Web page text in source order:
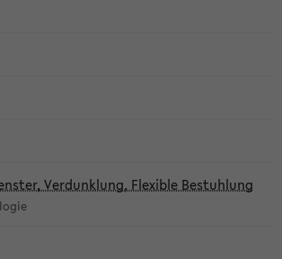
Verdunklung, Flexible Bestuhlung